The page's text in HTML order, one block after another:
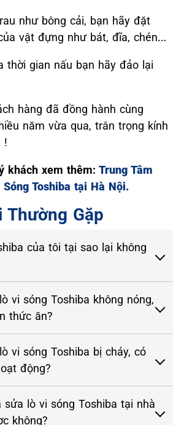
như bông cải, bạn hãy đặt
vật đựng như bát, đĩa, chén…
thời gian nấu bạn hãy đảo lại
hàng đã đồng hành cùng
năm vừa qua, trân trọng kính
!
khách xem thêm: Trung Tâm
Toshiba tại Hà Nội.
Thường Gặp
của tôi tại sao lại không
vi sóng Toshiba không nóng,
thức ăn?
vi sóng Toshiba bị cháy, có
động?
sửa lò vi sóng Toshiba tại nhà
không?